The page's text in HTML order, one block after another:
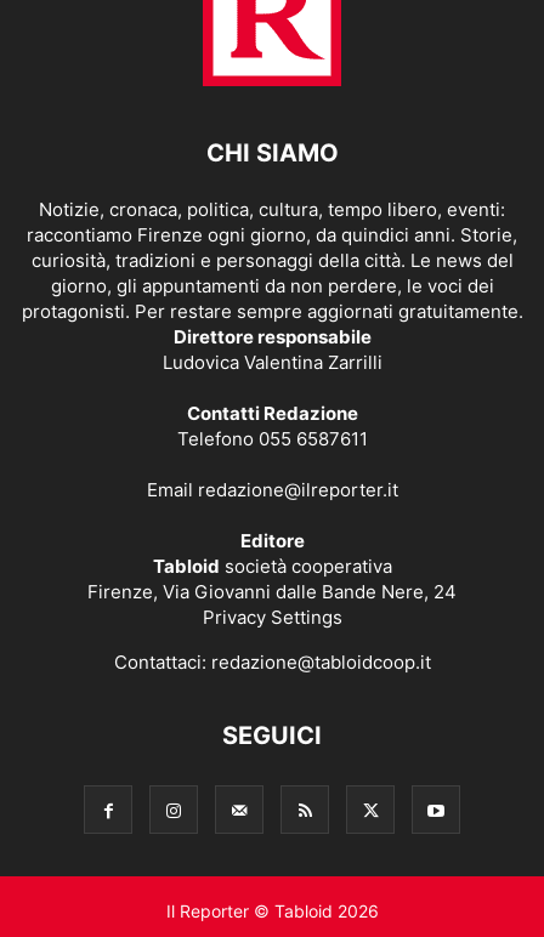
CHI SIAMO
Notizie, cronaca, politica, cultura, tempo libero, eventi:
raccontiamo Firenze ogni giorno, da quindici anni. Storie,
curiosità, tradizioni e personaggi della città. Le news del
giorno, gli appuntamenti da non perdere, le voci dei
protagonisti. Per restare sempre aggiornati gratuitamente.
Direttore responsabile
Ludovica Valentina Zarrilli
Contatti Redazione
Telefono 055 6587611
Email redazione@ilreporter.it
Editore
Tabloid società cooperativa
Firenze, Via Giovanni dalle Bande Nere, 24
Privacy Settings
Contattaci: redazione@tabloidcoop.it
SEGUICI
Il Reporter © Tabloid 2026